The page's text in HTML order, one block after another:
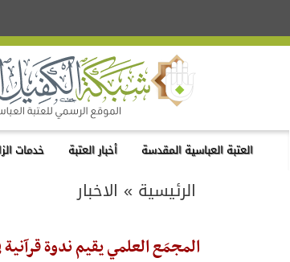
العتبة العباسية المقدسة أخبار العتبة خدمات
الرئيسية » الاخبار
المجمَع العلمي يقيم ندوة